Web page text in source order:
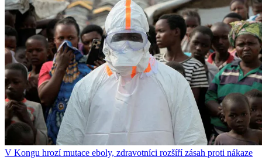
V Kongu hrozí mutace eboly, zdravotníci rozšíří zásah proti nákaze